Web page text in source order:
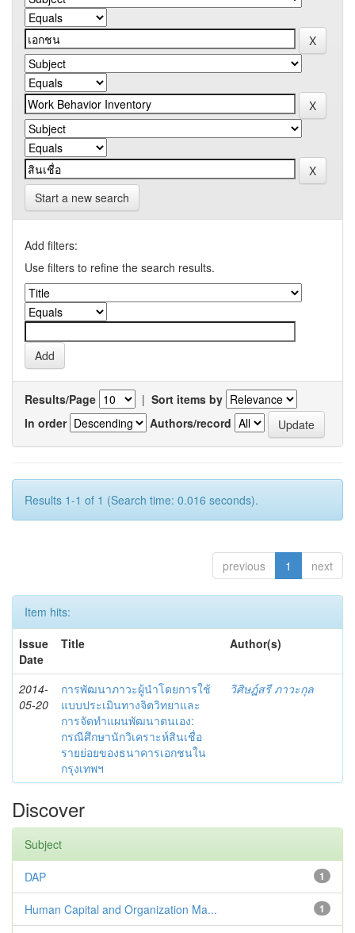
Start a new search
Add filters:
Use filters to refine the search results.
Results/Page | Sort items by
In order
Authors/record
Results 1-1 of 1 (Search time: 0.016 seconds).
previous 1 next
Item hits:
Issue
Date
Title Author(s)
2014-
05-20
การพัฒนาภาวะผู้นำโดยการใช้
แบบประเมินทางจิตวิทยาและ
การจัดทำแผนพัฒนาตนเอง:
กรณีศึกษานักวิเคราะห์สินเชื่อ
รายย่อยของธนาคารเอกชนใน
กรุงเทพฯ
วิศิษฎ์สรี ภาวะกุล
Discover
Subject
1
DAP
1
Human Capital and Organization Ma...